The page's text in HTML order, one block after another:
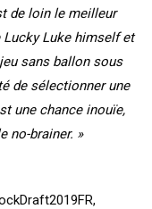
de loin le meilleur
Luke himself et
sans ballon sous
de sélectionner une
une chance inouïe,
no-brainer. »